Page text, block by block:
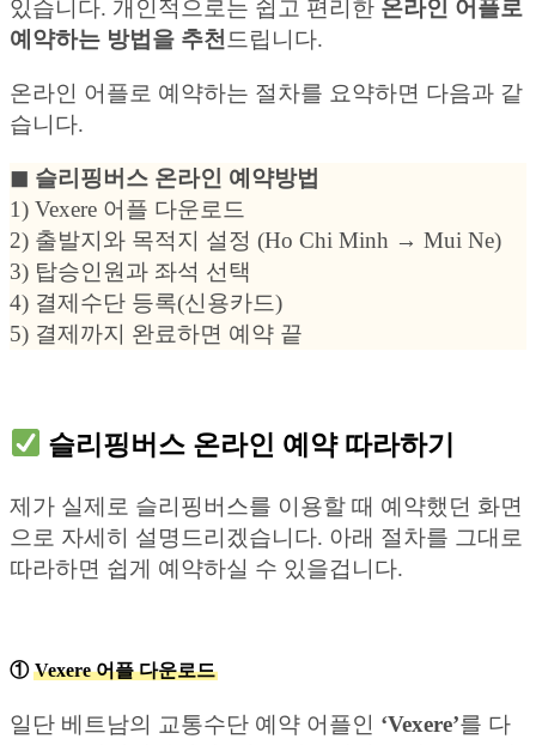
있습니다. 개인적으로는 쉽고 편리한 온라인 어플로
예약하는 방법을 추천 드립니다.
온라인 어플로 예약하는 절차를 요약하면 다음과 같
습니다.
◼︎ 슬리핑버스 온라인 예약방법
1) Vexere 어플 다운로드
2) 출발지와 목적지 설정 (Ho Chi Minh → Mui Ne)
3) 탑승인원과 좌석 선택
4) 결제수단 등록(신용카드)
5) 결제까지 완료하면 예약 끝
슬리핑버스 온라인 예약 따라하기
제가 실제로 슬리핑버스를 이용할 때 예약했던 화면
으로 자세히 설명드리겠습니다. 아래 절차를 그대로
따라하면 쉽게 예약하실 수 있을겁니다.
① Vexere 어플 다운로드
일단 베트남의 교통수단 예약 어플인 ‘Vexere’를 다